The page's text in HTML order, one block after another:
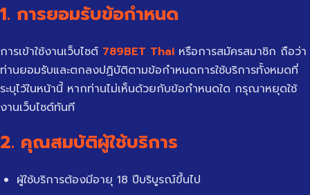
1. การยอมรับข้อกำหนด
การเข้าใช้งานเว็บไซต์ 789BET Thai หรือการสมัครสมาชิก ถือว่า
ท่านยอมรับและตกลงปฏิบัติตามข้อกำหนดการใช้บริการทั้งหมดที่
ระบุไว้ในหน้านี้ หากท่านไม่เห็นด้วยกับข้อกำหนดใด กรุณาหยุดใช้
งานเว็บไซต์ทันที
2. คุณสมบัติผู้ใช้บริการ
ผู้ใช้บริการต้องมีอายุ 18 ปีบริบูรณ์ขึ้นไป